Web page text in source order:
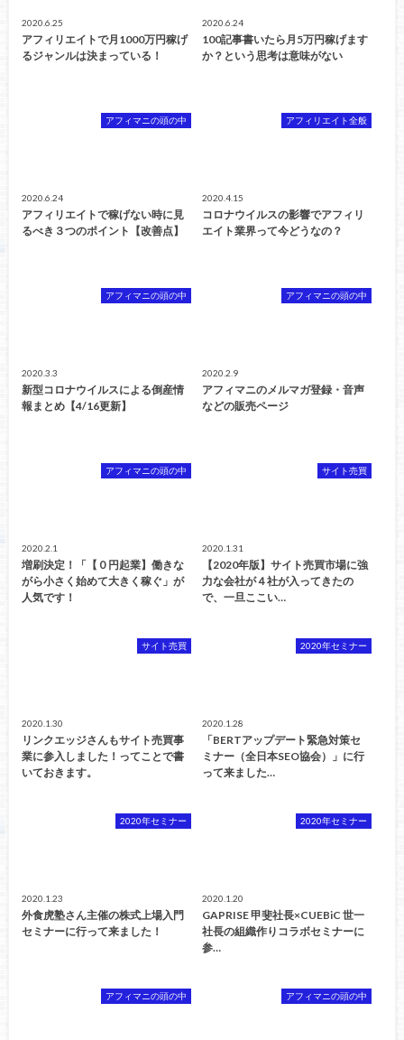
2020.6.25
アフィリエイトで月1000万円稼げ
るジャンルは決まっている！
2020.6.24
100記事書いたら月5万円稼げます
か？という思考は意味がない
アフィマニの頭の中
2020.6.24
アフィリエイトで稼げない時に見
るべき３つのポイント【改善点】
アフィリエイト全般
2020.4.15
コロナウイルスの影響でアフィリ
エイト業界って今どうなの？
アフィマニの頭の中
2020.3.3
新型コロナウイルスによる倒産情
報まとめ【4/16更新】
アフィマニの頭の中
2020.2.9
アフィマニのメルマガ登録・音声
などの販売ページ
アフィマニの頭の中
2020.2.1
増刷決定！「【０円起業】働きな
がら小さく始めて大きく稼ぐ」が
人気です！
サイト売買
2020.1.31
【2020年版】サイト売買市場に強
力な会社が４社が入ってきたの
で、一旦ここい…
サイト売買
2020.1.30
リンクエッジさんもサイト売買事
業に参入しました！ってことで書
いておきます。
2020年セミナー
2020.1.28
「BERTアップデート緊急対策セ
ミナー（全日本SEO協会）」に行
って来ました…
2020年セミナー
2020.1.23
外食虎塾さん主催の株式上場入門
セミナーに行って来ました！
2020年セミナー
2020.1.20
GAPRISE 甲斐社長×CUEBiC 世一
社長の組織作りコラボセミナーに
参…
アフィマニの頭の中 アフィマニの頭の中